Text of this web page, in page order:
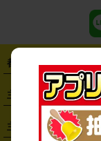
都道府県から探す
・ 北海道 ・青森県
・東京都
・ 栃木県 ・群馬県
主要駅から探す
・ 札幌駅 ・仙台駅
主要空港から探す